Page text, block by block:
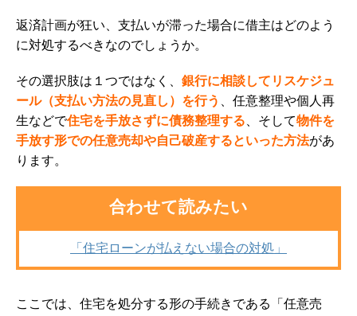
返済計画が狂い、支払いが滞った場合に借主はどのよう
に対処するべきなのでしょうか。
その選択肢は１つではなく、 銀行に相談してリスケジュ
ール（支払い方法の見直し）を行う 、任意整理や個人再
生などで住宅を手放さずに債務整理する、そして物件を
手放す形での任意売却や自己破産するといった方法があ
ります。
合わせて読みたい
「住宅ローンが払えない場合の対処」
ここでは、住宅を処分する形の手続きである「任意売